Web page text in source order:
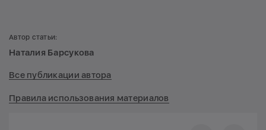
Автор статьи:
Наталия Барсукова
Все публикации автора
Правила использования материалов